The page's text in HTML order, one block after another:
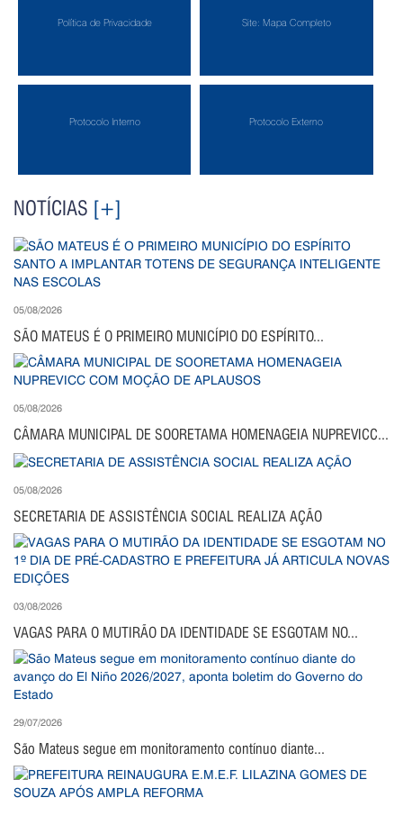
Política de Privacidade Site: Mapa Completo
Protocolo Interno Protocolo Externo
NOTÍCIAS [+]
05/08/2026
SÃO MATEUS É O PRIMEIRO MUNICÍPIO DO ESPÍRITO...
05/08/2026
CÂMARA MUNICIPAL DE SOORETAMA HOMENAGEIA NUPREVICC...
05/08/2026
SECRETARIA DE ASSISTÊNCIA SOCIAL REALIZA AÇÃO
03/08/2026
VAGAS PARA O MUTIRÃO DA IDENTIDADE SE ESGOTAM NO...
29/07/2026
São Mateus segue em monitoramento contínuo diante...